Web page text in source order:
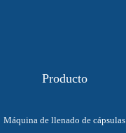
Producto
Máquina de llenado de cápsulas